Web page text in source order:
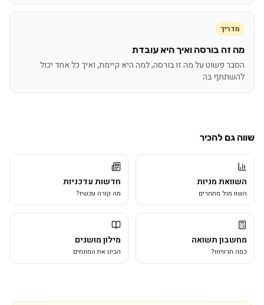
מדריך
מה זה בורסה ואיך היא עובדת
הסבר פשוט על מה זו בורסה, למה היא קיימת, ואיך כל אחד יכול
להשתתף בה
שווה גם להכיר
השוואת מניות
השוו מול מתחרים
חדשות עדכניות
מה קורה עכשיו?
מחשבון תשואה
כמה תרוויחו?
מילון מושגים
הבינו את המונחים